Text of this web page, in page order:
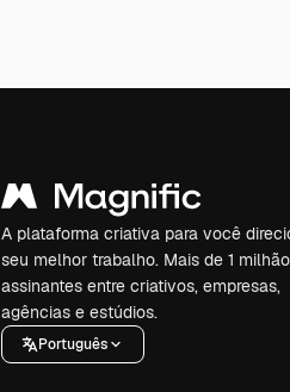
A plataforma criativa para você
seu melhor trabalho. Mais de 1
assinantes entre criativos, empresas,
agências e estúdios.
Português